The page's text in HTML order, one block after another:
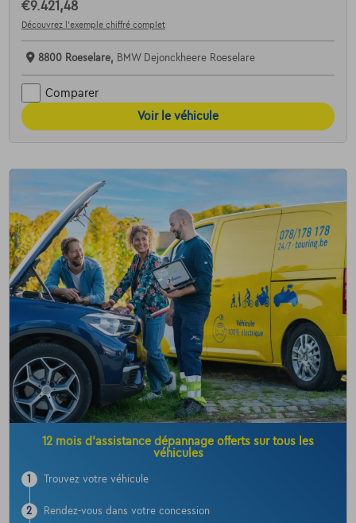
€9.421,48
Découvrez l’exemple chiffré complet
8800 Roeselare, BMW Dejonckheere Roeselare
Comparer
Voir le véhicule
12 mois d’assistance dépannage offerts sur tous les
véhicules
1 Trouvez votre véhicule
2 Rendez-vous dans votre concession